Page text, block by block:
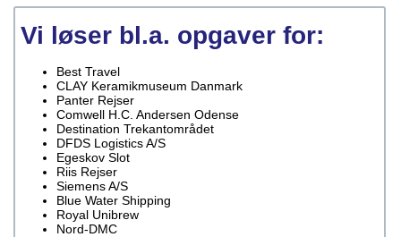
Vi løser bl.a. opgaver for:
Best Travel
CLAY Keramikmuseum Danmark
Panter Rejser
Comwell H.C. Andersen Odense
Destination Trekantområdet
DFDS Logistics A/S
Egeskov Slot
Riis Rejser
Siemens A/S
Blue Water Shipping
Royal Unibrew
Nord-DMC